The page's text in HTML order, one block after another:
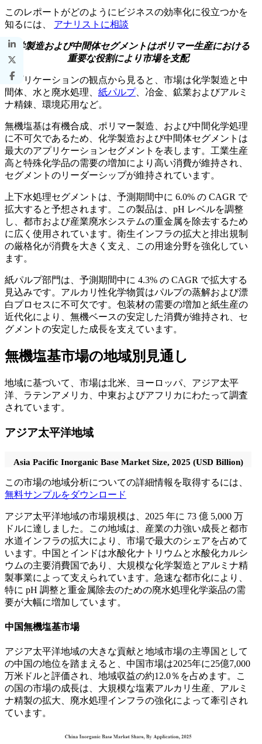
このレポートがどのようにビジネスの効率化に役立つかを
知るには、 アナリストに相談
化学製造および中間体セグメントはポリマー生産における
重要な役割により市場を支配
アプリケーションの観点から見ると、市場は化学製造と中
間体、水と廃水処理、 紙パルプ、冶金、鉱業およびアルミ
ナ精錬、環境応用など。
無機塩基は有機合成、ポリマー製造、および中間化学処理
に不可欠であるため、化学製造および中間体セグメントは
最大のアプリケーションセグメントを表します。工業生産
高と特殊化学品の需要の増加により高い消費が維持され、
セグメントのリーダーシップが維持されています。
上下水処理セグメントは、予測期間中に 6.0% の CAGR で
拡大すると予想されます。この製品は、pH レベルを調整
し、都市および産業廃水システムの重金属を除去するため
に広く使用されています。衛生インフラの拡大と排出規制
の厳格化が消費を大きく支え、この用途分野を強化してい
ます。
紙パルプ部門は、予測期間中に 4.3% の CAGR で拡大する
見込みです。アルカリ性化学物質はパルプの蒸解および漂
白プロセスに不可欠です。包装材の需要の増加と紙生産の
近代化により、無機ベースの安定した消費が維持され、セ
グメントの安定した成長を支えています。
無機塩基市場の地域別見通し
地域に基づいて、市場は北米、ヨーロッパ、アジア太平
洋、ラテンアメリカ、中東およびアフリカにわたって調査
されています。
アジア太平洋地域
Asia Pacific Inorganic Base Market Size, 2025 (USD Billion)
この市場の地域分析についての詳細情報を取得するには、
無料サンプルをダウンロード
アジア太平洋地域の市場規模は、2025 年に 73 億 5,000 万
ドルに達しました。この地域は、産業の力強い成長と都市
水道インフラの拡大により、市場で最大のシェアを占めて
います。中国とインドは水酸化ナトリウムと水酸化カルシ
ウムの主要消費国であり、大規模な化学製造とアルミナ精
製事業によって支えられています。急速な都市化により、
特に pH 調整と重金属除去のための廃水処理化学薬品の需
要が大幅に増加しています。
中国無機塩基市場
アジア太平洋地域の大きな貢献と地域市場の主導国として
の中国の地位を踏まえると、中国市場は2025年に25億7,000
万米ドルと評価され、地域収益の約12.0％を占めます。こ
の国の市場の成長は、大規模な塩素アルカリ生産、アルミ
ナ精製の拡大、廃水処理インフラの強化によって牽引され
ています。